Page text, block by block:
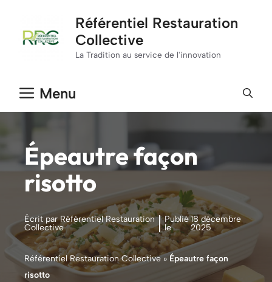
contenu
Référentiel Restauration
Collective
La Tradition au service de l'innovation
Menu
Épeautre façon
risotto
Écrit par Référentiel Restauration
Collective
Publié
le
18 décembre
2025
Référentiel Restauration Collective» Épeautre façon
risotto